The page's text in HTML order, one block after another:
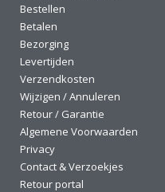
Bestellen
Betalen
Bezorging
Levertijden
Verzendkosten
Wijzigen / Annuleren
Retour / Garantie
Algemene Voorwaarden
Privacy
Contact & Verzoekjes
Retour portal